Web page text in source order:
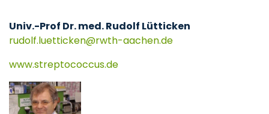
Univ.-Prof Dr. med. Rudolf Lütticken
rudolf.luetticken
rwth-aachende
www.streptococcus.de